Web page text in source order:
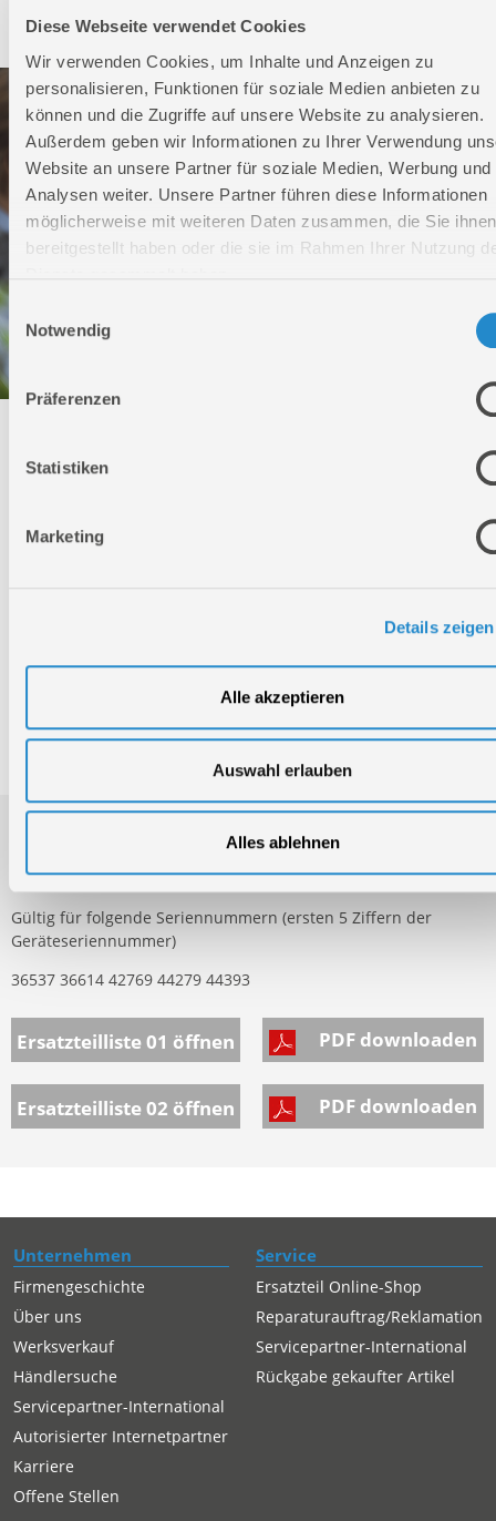
Diese Webseite verwendet Cookies
Wir verwenden Cookies, um Inhalte und Anzeigen zu
personalisieren, Funktionen für soziale Medien anbieten zu
können und die Zugriffe auf unsere Website zu analysieren.
Außerdem geben wir Informationen zu Ihrer Verwendung
Website an unsere Partner für soziale Medien, Werbung und
Analysen weiter. Unsere Partner führen diese Informationen
möglicherweise mit weiteren Daten zusammen, die Sie ihnen
bereitgestellt haben oder die sie im Rahmen Ihrer Nutzung
Notwendig
Präferenzen
Statistiken
Marketing
Details zeigen
Alle akzeptieren
Auswahl erlauben
Alles ablehnen
Service
Montag - Freitag
09:00 - 17:00
Ersatzteile- und Zubehör-Shop
Ersatzteileversion FSL75500-01
Gültig für folgende Seriennummern (ersten 5 Ziffern der
Geräteseriennummer)
36537 36614 42769 44279 44393
Ersatzteilliste 01 öffnen PDF downloaden
Ersatzteilliste 02 öffnen PDF downloaden
Unternehmen
Firmengeschichte
Über uns
Werksverkauf
Händlersuche
Servicepartner-International
Autorisierter Internetpartner
Karriere
Offene Stellen
Service
Ersatzteil Online-Shop
Reparaturauftrag/Reklamation
Servicepartner-International
Rückgabe gekaufter Artikel